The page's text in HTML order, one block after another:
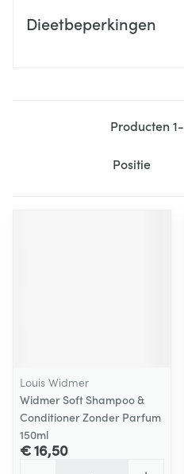
Dieetbeperkingen
Producten1-
Sorteer op:
Louis Widmer
Widmer Soft Shampoo &
Conditioner Zonder Parfum
150ml
€ 16,50